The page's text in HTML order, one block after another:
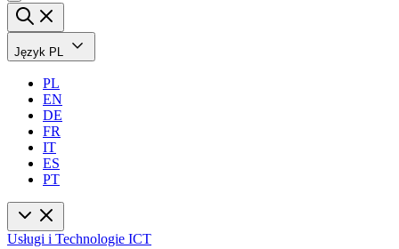
Język PL
PL
EN
DE
FR
IT
ES
PT
Usługi i Technologie ICT